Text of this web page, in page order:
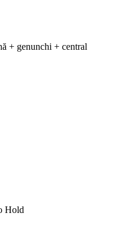
+ genunchi + central
Hold